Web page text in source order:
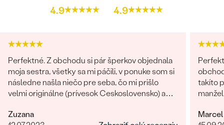
4.9 4.9
Perfektné. Z obchodu si pár šperkov objednala
moja sestra, všetky sa mi páčili, v ponuke som si
následne našla niečo pre seba, čo mi prišlo
velmi originálne (prívesok Ceskoslovensko) a
komunikácia a doručenie tovaru na 1 s ⭐️.
Zuzana
takíto
Marcel